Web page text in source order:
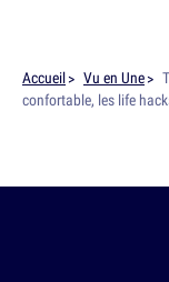
Accueil Vu en Une
confortable, les life